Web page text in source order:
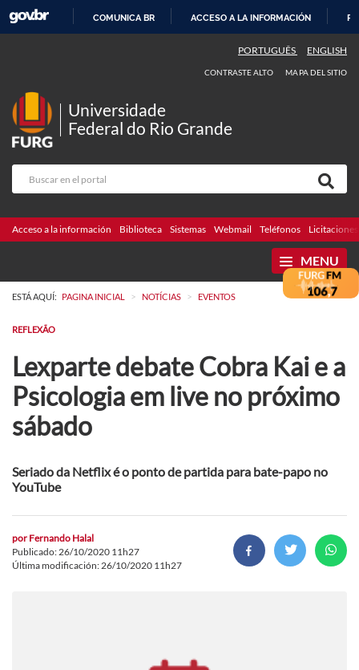
CONTENIDO
COMUNICA BR ACCESO A LA INFORMACIÓN
PORTUGUÊS ENGLISH
CONTRASTE ALTO MAPA DEL SITIO
Universidade
Federal do Rio Grande
Acceso a la información Biblioteca Sistemas Webmail Teléfonos Licitaciones
MENU
ESTÁ AQUÍ: PAGINA INICIAL > NOTÍCIAS > EVENTOS
REFLEXÃO
Lexparte debate Cobra Kai e a
Psicologia em live no próximo
sábado
Seriado da Netflix é o ponto de partida para bate-papo no
YouTube
por Fernando Halal
Publicado: 26/10/2020 11h27
Última modificación: 26/10/2020 11h27